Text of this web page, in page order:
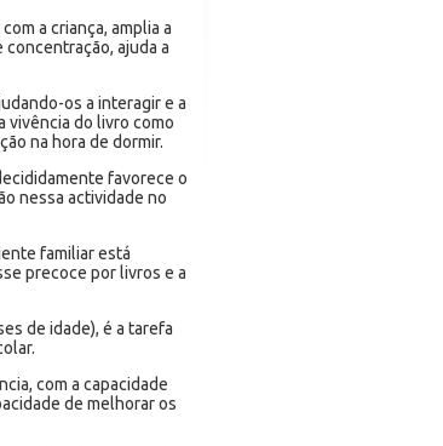
a criança, amplia a
concentração, ajuda a
os a interagir e a
vivência do livro como
na hora de dormir.
favorece o
nessa actividade no
familiar está
precoce por livros e a
de idade), é a tarefa
com a capacidade
de melhorar os